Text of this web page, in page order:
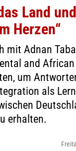
Land
Herzen“
mit Adnan
and
um
als
erhalten.